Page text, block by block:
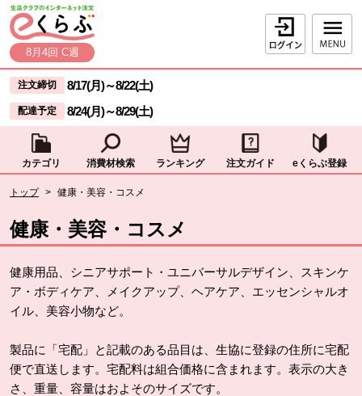
ページの先頭です。
本文へジャンプする。
8月4回 C週
ログイン
ここからサイト内共通メニューです。
サイト内共通メニューをスキップする
注文締切 8/17(月)～8/22(土)
配達予定 8/24(月)～8/29(土)
カテゴリ 消費材検索 ランキング 注文ガイド eくらぶ登録
トップ > 健康・美容・コスメ
健康・美容・コスメ
健康用品、シニアサポート・ユニバーサルデザイン、スキンケ
ア・ボディケア、メイクアップ、ヘアケア、エッセンシャルオ
イル、美容小物など。
製品に「宅配」と記載のある品目は、生協に登録の住所に宅配
便で直送します。宅配料は組合価格に含まれます。表示の大き
さ、重量、容量はおよそのサイズです。